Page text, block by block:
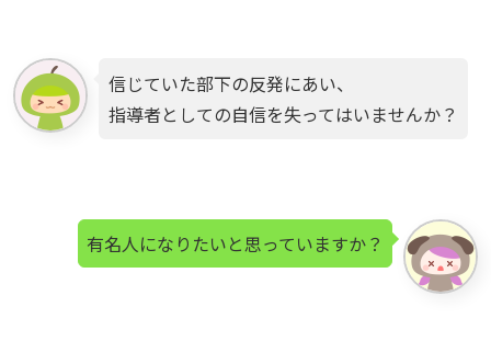
信じていた部下の反発にあい、
指導者としての自信を失ってはいませんか？
有名人になりたいと思っていますか？